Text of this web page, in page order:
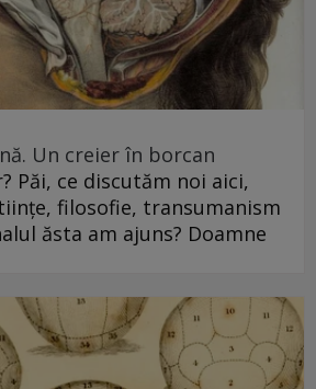
Un creier în borcan
Păi, ce discutăm noi aici,
filosofie, transumanism
ăsta am ajuns? Doamne